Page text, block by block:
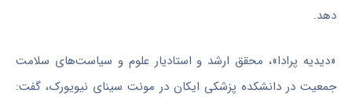
دهد.
«دیدیه پرادا»، محقق ارشد و استادیار علوم و سیاست‌های سلامت
جمعیت در دانشکده پزشکی ایکان در مونت سینای نیویورک، گفت: